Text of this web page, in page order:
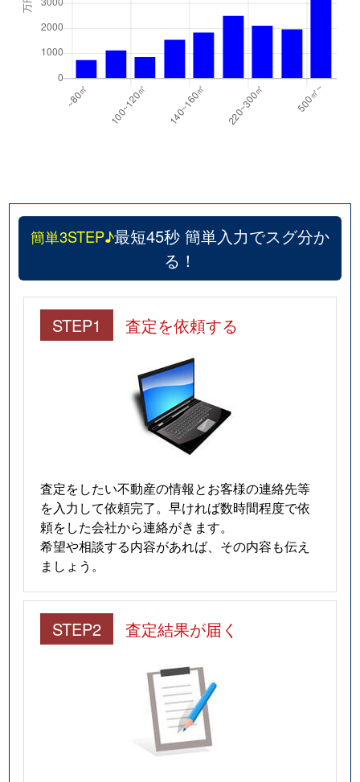
簡単3STEP♪最短45秒 簡単入力でスグ分か
る！
STEP1 査定を依頼する
査定をしたい不動産の情報とお客様の連絡先等
を入力して依頼完了。早ければ数時間程度で依
頼をした会社から連絡がきます。
希望や相談する内容があれば、その内容も伝え
ましょう。
STEP2 査定結果が届く